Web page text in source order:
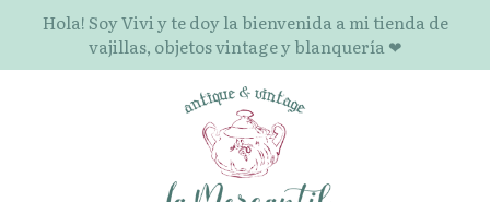
Hola! Soy Vivi y te doy la bienvenida a mi tienda de
vajillas, objetos vintage y blanquería ❤